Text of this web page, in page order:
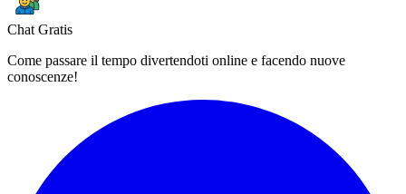
Chat Gratis
Come passare il tempo divertendoti online e facendo nuove
conoscenze!